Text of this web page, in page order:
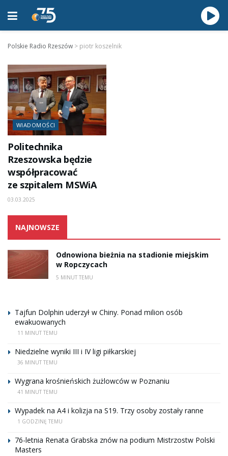
Polskie Radio Rzeszów > piotr koszelnik
WIADOMOŚCI
Politechnika
Rzeszowska będzie
współpracować
ze szpitalem MSWiA
03.03.2025
NAJNOWSZE
Odnowiona bieżnia na stadionie miejskim
w Ropczycach
5 MINUT TEMU
Tajfun Dolphin uderzył w Chiny. Ponad milion osób
ewakuowanych
11 MINUT TEMU
Niedzielne wyniki III i IV ligi piłkarskiej
36 MINUT TEMU
Wygrana krośnieńskich żużlowców w Poznaniu
41 MINUT TEMU
Wypadek na A4 i kolizja na S19. Trzy osoby zostały ranne
1 GODZINĘ TEMU
76-letnia Renata Grabska znów na podium Mistrzostw Polski
Masters